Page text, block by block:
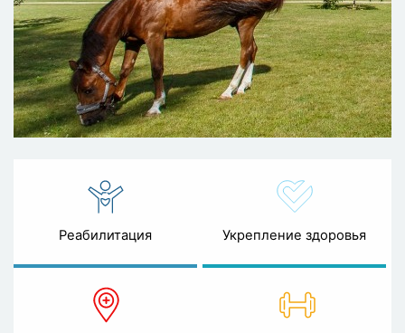
Реабилитация Укрепление здоровья